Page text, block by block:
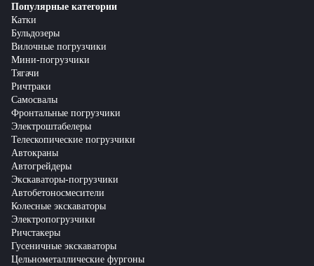
Популярные категории
Катки
Бульдозеры
Вилочные погрузчики
Мини-погрузчики
Тягачи
Ричтраки
Самосвалы
Фронтальные погрузчики
Электроштабелеры
Телескопические погрузчики
Автокраны
Автогрейдеры
Экскаваторы-погрузчики
Автобетоносмесители
Колесные экскаваторы
Электропогрузчики
Ричстакеры
Гусеничные экскаваторы
Цельнометаллические фургоны